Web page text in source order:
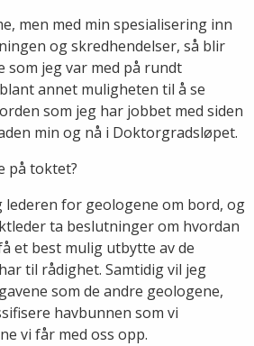
men med min spesialisering inn
og skredhendelser, så blir
som jeg var med på rundt
annet muligheten til å se
som jeg har jobbet med siden
min og nå i Doktorgradsløpet.
på toktet?
lederen for geologene om bord, og
ta beslutninger om hvordan
et best mulig utbytte av de
til rådighet. Samtidig vil jeg
som de andre geologene,
havbunnen som vi
vi får med oss opp.